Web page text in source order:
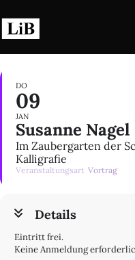
Inhalt
springen
DO
09
JAN
Susanne Nagel
Im Zaubergarten der
Kalligrafie
Veranstaltungsart Vortrag
Details
Eintritt frei.
Keine Anmeldung